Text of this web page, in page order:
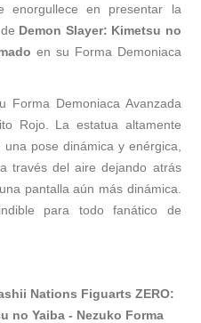
enorgullece en presentar la
Demon Slayer: Kimetsu no
en su Forma Demoniaca
Forma Demoniaca Avanzada
Rojo. La estatua altamente
pose dinámica y enérgica,
través del aire dejando atrás
pantalla aún más dinámica.
para todo fanático de
Nations Figuarts ZERO:
no Yaiba - Nezuko Forma